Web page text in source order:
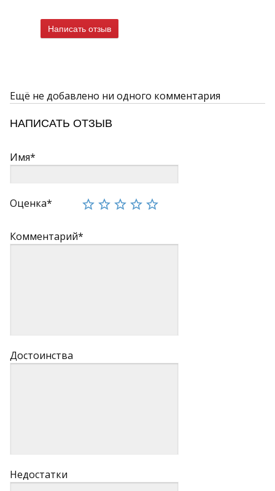
Написать отзыв
Ещё не добавлено ни одного комментария
НАПИСАТЬ ОТЗЫВ
Имя*
Оценка*
Комментарий*
Достоинства
Недостатки